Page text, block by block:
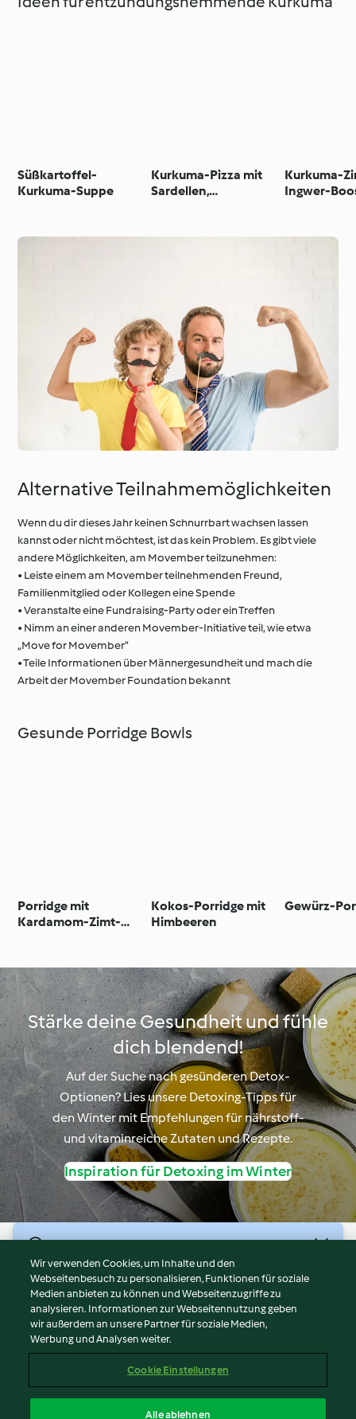
Süßkartoffel-
Kurkuma-Suppe
Kurkuma-Pizza mit
Sardellen,
Kurkuma-
Ingwer-
Alternative Teilnahmemöglichkeiten
Wenn du dir dieses Jahr keinen Schnurrbart wachsen lassen
kannst oder nicht möchtest, ist das kein Problem. Es gibt viele
andere Möglichkeiten, am Movember teilzunehmen:
• Leiste einem am Movember teilnehmenden Freund,
Familienmitglied oder Kollegen eine Spende
• Veranstalte eine Fundraising-Party oder ein Treffen
• Nimm an einer anderen Movember-Initiative teil, wie etwa
„Move for Movember“
• Teile Informationen über Männergesundheit und mach die
Arbeit der Movember Foundation bekannt
Gesunde Porridge Bowls
Porridge mit
Kardamom-Zimt-
Kokos-Porridge mit
Himbeeren
Gewürz-
Stärke deine Gesundheit und fühle
dich blendend!
Auf der Suche nach gesünderen Detox-
Optionen? Lies unsere Detoxing-Tipps für
den Winter mit Empfehlungen für nährstoff-
und vitaminreiche Zutaten und Rezepte.
Inspiration für Detoxing im Winter
Nutzungsbedingungen
Datenschutzrichtlinien
Disclaimer
Impressum
Bericht Inhalt
Wir verwenden Cookies, um Inhalte und den
Webseitenbesuch zu personalisieren, Funktionen für soziale
Medien anbieten zu können und Webseitenzugriffe zu
analysieren. Informationen zur Webseitennutzung geben
wir außerdem an unsere Partner für soziale Medien,
Werbung und Analysen weiter.
Cookie Einstellungen
Alle ablehnen